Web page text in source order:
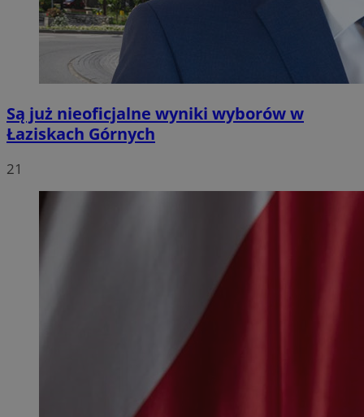
Są już nieoficjalne wyniki wyborów w
Łaziskach Górnych
21